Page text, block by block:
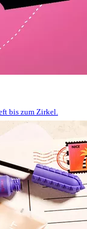
bis zum Zirkel.